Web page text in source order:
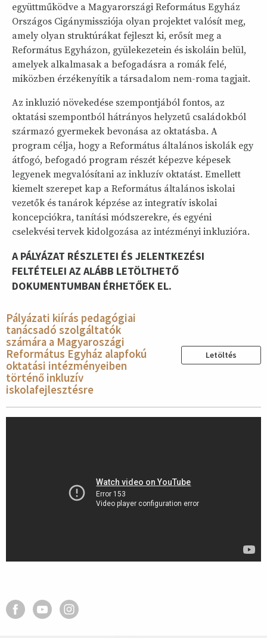
együttműködve a Magyarországi Református Egyház
Országos Cigánymissziója olyan projektet valósít meg,
amely olyan struktúrákat fejleszt ki, erősít meg a
Református Egyházon, gyülekezetein és iskoláin belül,
amelyek alkalmasak a befogadásra a romák felé,
miközben érzékenyítik a társadalom nem-roma tagjait.
Az inkluzió növekedése szempontjából fontos, az
oktatási szempontból hátrányos helyzetű családokból
származó gyermekek bevonása az oktatásba. A
program célja, hogy a Református általános iskolák egy
átfogó, befogadó program részét képezve képesek
legyenek megvalósítani az inkluzív oktatást. Emellett
kiemelt szerepet kap a Református általános iskolai
vezetők és tanárok képzése az integratív iskolai
koncepciókra, tanítási módszerekre, és egyéni
cselekvési tervek kidolgozása az intézményi inkluzióra.
A PÁLYÁZAT RÉSZLETEI ÉS JELENTKEZÉSI
FELTÉTELEI AZ ALÁBB LETÖLTHETŐ
DOKUMENTUMBAN ÉRHETŐEK EL.
Pályázati kiírás pedagógiai
tanácsadó szolgáltatók
számára a Magyaroszági
Református Egyház alapfokú
oktatási intézményeiben
történő inkluzív
iskolafejlesztésre
Letöltés